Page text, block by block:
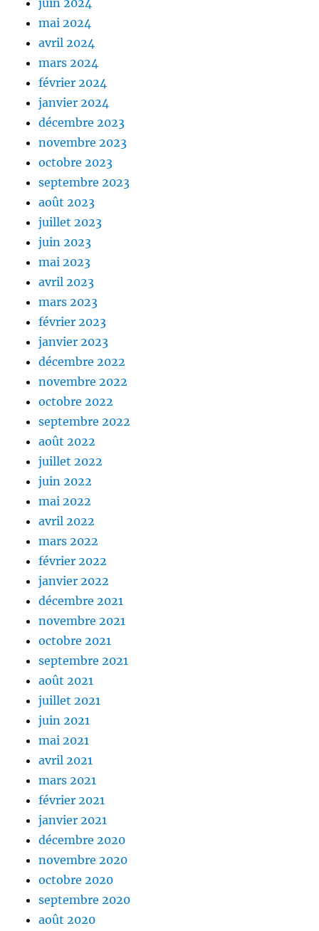
mai 2024
avril 2024
mars 2024
février 2024
janvier 2024
décembre 2023
novembre 2023
octobre 2023
septembre 2023
août 2023
juillet 2023
juin 2023
mai 2023
avril 2023
mars 2023
février 2023
janvier 2023
décembre 2022
novembre 2022
octobre 2022
septembre 2022
août 2022
juillet 2022
juin 2022
mai 2022
avril 2022
mars 2022
février 2022
janvier 2022
décembre 2021
novembre 2021
octobre 2021
septembre 2021
août 2021
juillet 2021
juin 2021
mai 2021
avril 2021
mars 2021
février 2021
janvier 2021
décembre 2020
novembre 2020
octobre 2020
septembre 2020
août 2020